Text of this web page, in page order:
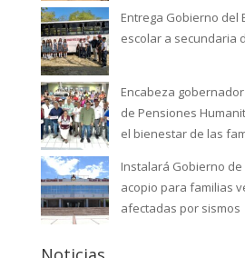
Entrega Gobierno del
escolar a secundaria
Encabeza
de Pensiones
el bienestar de las
Instalará Gobierno de
acopio para familias
afectadas por sismos